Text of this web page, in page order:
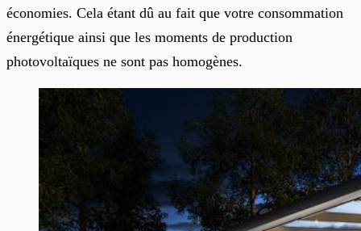
économies. Cela étant dû au fait que votre consommation
énergétique ainsi que les moments de production
photovoltaïques ne sont pas homogènes.